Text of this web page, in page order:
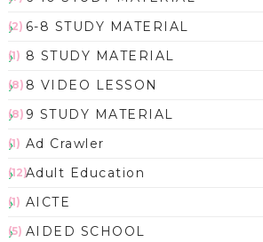
6-8 STUDY MATERIAL
(2)
8 STUDY MATERIAL
(1)
8 VIDEO LESSON
(8)
9 STUDY MATERIAL
(8)
Ad Crawler
(1)
Adult Education
(12)
AICTE
(1)
AIDED SCHOOL
(5)